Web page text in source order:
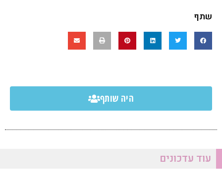
היה שותף
שתף
עוד עדכונים